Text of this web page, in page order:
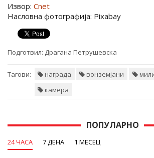
Извор: Cnet
Насловна фотографија: Pixabay
Подготвил: Драгана Петрушевска
Тагови: награда вонземјани
камера
ПОПУЛАРНО
24 ЧАСА 7 ДЕНА 1 МЕСЕЦ